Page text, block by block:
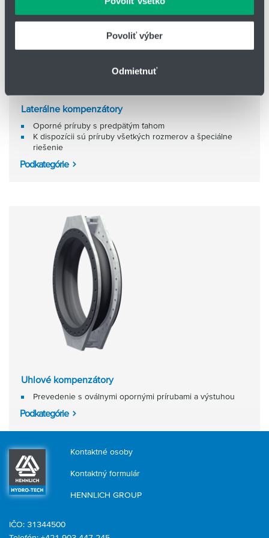
keď ste používali ich služby.
Povoliť výber
Odmietnuť
Laterálne kompenzátory
Oporné príruby s predpätým ťahom
K dispozícii sú príruby všetkých rozmerov a špeciálne
riešenie
Podkategórie
Uhlové kompenzátory
Prevedenie s oválnymi opornými prírubami a výstuhou
Podkategórie
Kontaktné osoby
Kontaktný formulár
HENNLICH GROUP
IČO: 31344500